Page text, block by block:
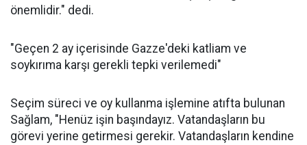
önemlidir." dedi.
"Geçen 2 ay içerisinde Gazze'deki katliam ve
soykırıma karşı gerekli tepki verilemedi"
Seçim süreci ve oy kullanma işlemine atıfta bulunan
Sağlam, "Henüz işin başındayız. Vatandaşların bu
görevi yerine getirmesi gerekir. Vatandaşların kendine